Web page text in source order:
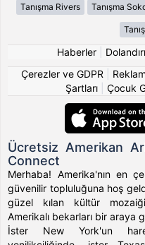
Tanışma Rivers Tanışma
Haberler
Çerezler ve GDPR
Reklam
Şartları| Çocuk
Ücretsiz Amerikan
Connect
Merhaba! Amerika'nın en
güvenilir topluluğuna hoş
güzel kılan kültür
Amerikalı bekarları bir araya
İster New York'un